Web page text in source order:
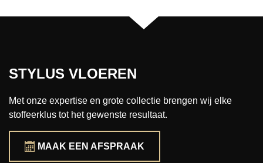
STYLUS VLOEREN
Met onze expertise en grote collectie brengen wij elke
stoffeerklus tot het gewenste resultaat.
MAAK EEN AFSPRAAK